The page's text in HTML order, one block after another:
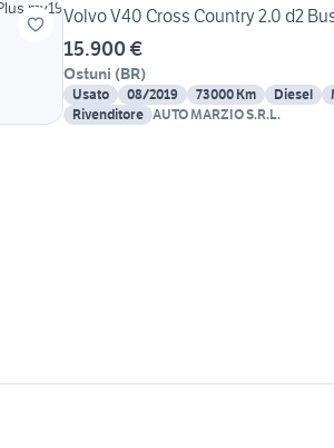
Volvo V40 Cross Country 2.0 d2
15.900 €
Ostuni (BR)
Usato 08/2019 73000 Km Diesel
Rivenditore AUTO MARZIO S.R.L.